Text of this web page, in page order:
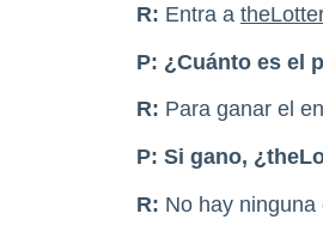
R: Entra a
P: ¿Cuánto es el
R: Para ganar el
P: Si gano,
R: No hay ninguna